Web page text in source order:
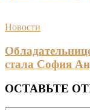
Новости
стала София
ОСТАВЬТЕ